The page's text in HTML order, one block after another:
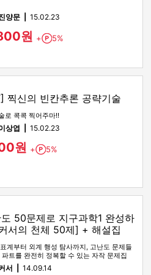
양문 15.02.23
원 + Point
5%
찍신의 빈칸추론 공략기술
로 콕콕 찍어주마!!
상엽 15.02.23
원 + Point
5%
50문제로 지구과학1 완성하
서의 천체 50제] + 해설집
계부터 외계 행성 탐사까지, 고난도 문제들
파트를 완전히 정복할 수 있는 자작 문제집
서 14.09.14